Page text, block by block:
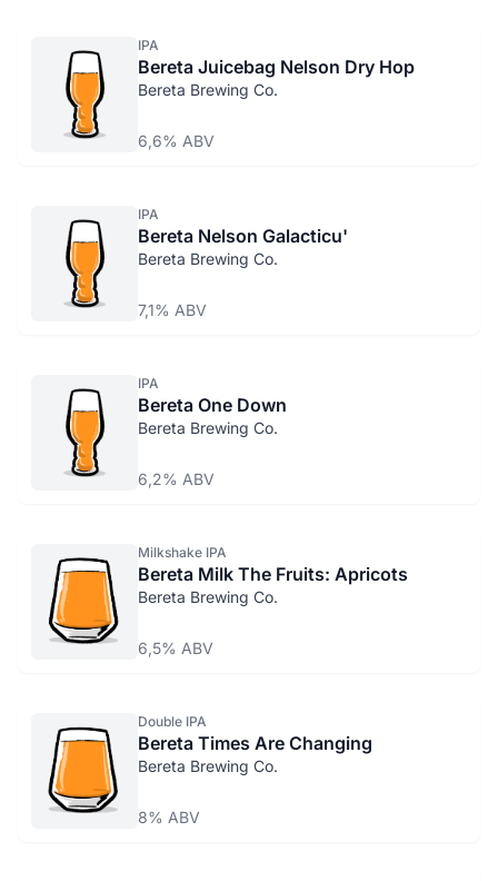
IPA
Bereta Juicebag Nelson Dry Hop
Bereta Brewing Co.
6,6% ABV
IPA
Bereta Nelson Galacticu'
Bereta Brewing Co.
7,1% ABV
IPA
Bereta One Down
Bereta Brewing Co.
6,2% ABV
Milkshake IPA
Bereta Milk The Fruits: Apricots
Bereta Brewing Co.
6,5% ABV
Double IPA
Bereta Times Are Changing
Bereta Brewing Co.
8% ABV